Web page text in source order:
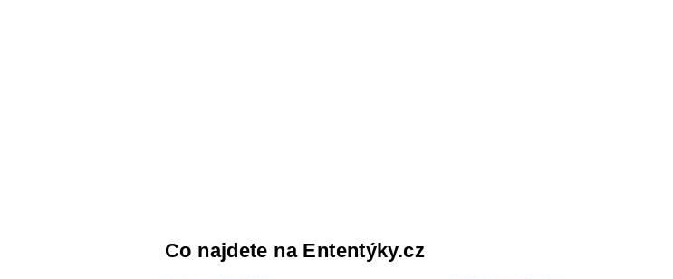
Co najdete na Ententýky.cz